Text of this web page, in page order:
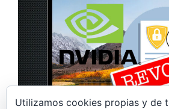
Utilizamos cookies propias y de